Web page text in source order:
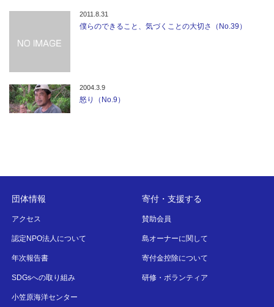
2011.8.31
僕らのできること、気づくことの大切さ（No.39）
2004.3.9
怒り（No.9）
団体情報
アクセス
認定NPO法人について
年次報告書
SDGsへの取り組み
小笠原海洋センター
寄付・支援する
賛助会員
島オーナーに関して
寄付金控除について
研修・ボランティア